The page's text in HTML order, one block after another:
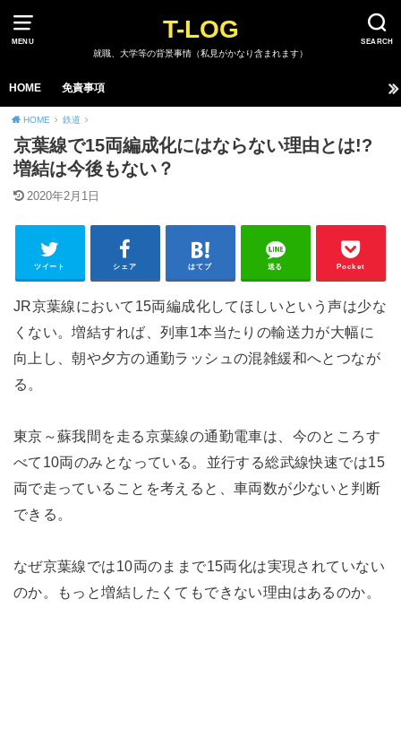
MENU SEARCH
T-LOG
就職、大学等の背景事情（私見がかなり含まれます）
HOME 免責事項
HOME 鉄道
京葉線で15両編成化にはならない理由とは!?
増結は今後もない？
2020年2月1日
ツイート シェア はてブ 送る Pocket
JR京葉線において15両編成化してほしいという声は少な
くない。増結すれば、列車1本当たりの輸送力が大幅に
向上し、朝や夕方の通勤ラッシュの混雑緩和へとつなが
る。
東京～蘇我間を走る京葉線の通勤電車は、今のところす
べて10両のみとなっている。並行する総武線快速では15
両で走っていることを考えると、車両数が少ないと判断
できる。
なぜ京葉線では10両のままで15両化は実現されていない
のか。もっと増結したくてもできない理由はあるのか。